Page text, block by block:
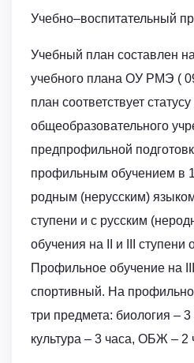
Учебно–воспитательный
Учебный план составлен
учебного плана ОУ РМЭ (
план соответствует
общеобразовательного
предпрофильной
профильным обучением в
родным (нерусским) языком
ступени и с русским
обучения на II и III ступени
Профильное обучение на
спортивный. На
три предмета: биология –
культура – 3 часа, ОБЖ – 2